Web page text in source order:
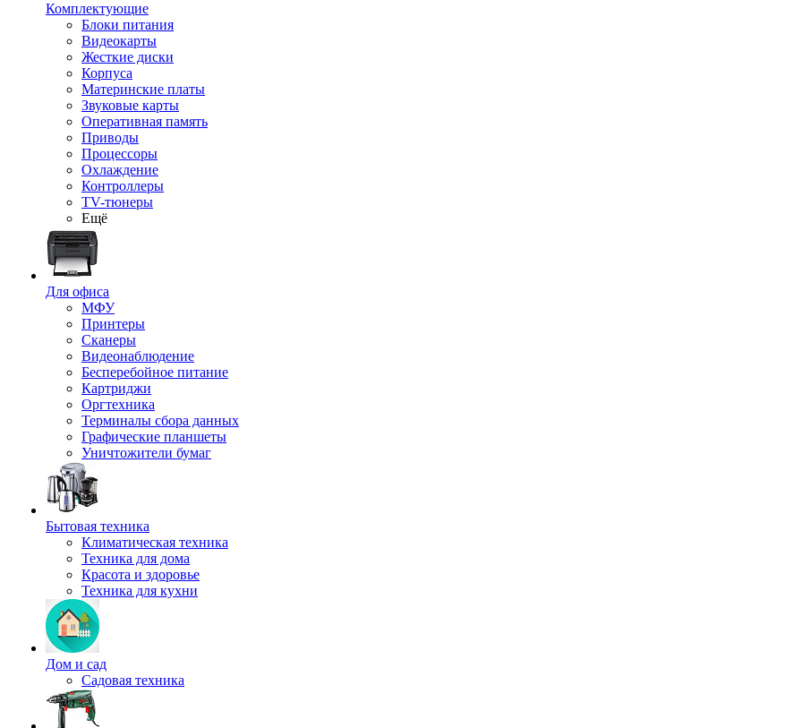
Комплектующие
Блоки питания
Видеокарты
Жесткие диски
Корпуса
Материнские платы
Звуковые карты
Оперативная память
Приводы
Процессоры
Охлаждение
Контроллеры
TV-тюнеры
Ещё
Для офиса
МФУ
Принтеры
Сканеры
Видеонаблюдение
Бесперебойное питание
Картриджи
Оргтехника
Терминалы сбора данных
Графические планшеты
Уничтожители бумаг
Бытовая техника
Климатическая техника
Техника для дома
Красота и здоровье
Техника для кухни
Дом и сад
Садовая техника